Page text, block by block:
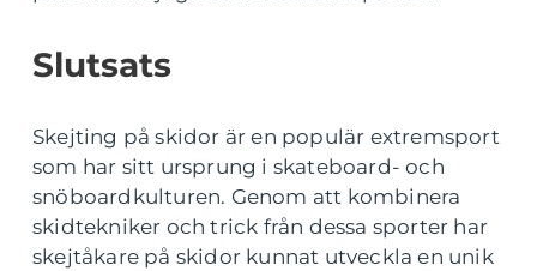
Slutsats
Skejting på skidor är en populär extremsport
som har sitt ursprung i skateboard- och
snöboardkulturen. Genom att kombinera
skidtekniker och trick från dessa sporter har
skejtåkare på skidor kunnat utveckla en unik